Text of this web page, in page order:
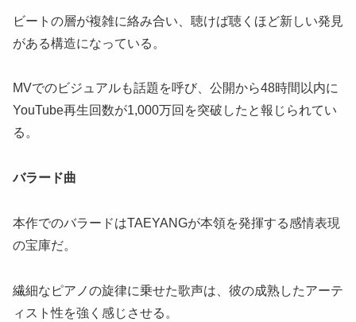
ビートの層が複雑に絡み合い、聴けば聴くほど新しい発見
がある構造になっている。
MVでのビジュアルも話題を呼び、公開から48時間以内に
YouTube再生回数が1,000万回を突破したと報じられてい
る。
バラード曲
本作でのバラードはTAEYANGが本領を発揮する感情表現
の宝庫だ。
繊細なピアノの旋律に乗せた歌声は、彼の成熟したアーテ
ィスト性を強く感じさせる。